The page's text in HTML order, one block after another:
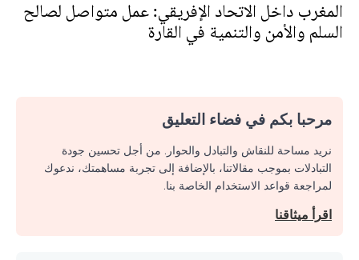
المغرب داخل الاتحاد الإفريقي: عمل متواصل لصالح
السلم والأمن والتنمية في القارة
مرحبا بكم في فضاء التعليق
نريد مساحة للنقاش والتبادل والحوار. من أجل تحسين جودة
التبادلات بموجب مقالاتنا، بالإضافة إلى تجربة مساهمتك، ندعوك
لمراجعة قواعد الاستخدام الخاصة بنا.
اقرأ ميثاقنا